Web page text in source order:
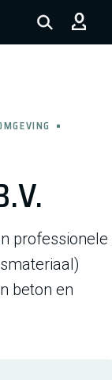
professionele
beton en